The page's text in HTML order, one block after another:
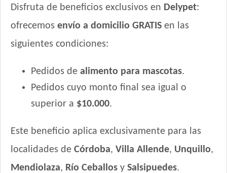
Keiko Max Perro Adulto Mediano y Grande
Keiko Perro Adulto de Raza Mediana y Grande Mix
Keiko Perro Adulto de Raza Mediana y Grande sabor Carne
Ken-L Perro Adulto de Raza Mediana y Grande
Ken-L Perro Adulto de Razas Pequeñas
Kongo Gold Perro Adulto de Razas Pequeñas
Maintenance Criadores Perro Adulto Carne y Pollo
Maintenance Criadores Perro Adulto Razas Pequeñas
Disfruta de beneficios exclusivos en Delypet:
ofrecemos envío a domicilio GRATIS en las
siguientes condiciones:
Pedidos de alimento para mascotas.
Pedidos cuyo monto final sea igual o
superior a $10.000.
Este beneficio aplica exclusivamente para las
localidades de Córdoba, Villa Allende, Unquillo,
Mendiolaza, Río Ceballos y Salsipuedes.